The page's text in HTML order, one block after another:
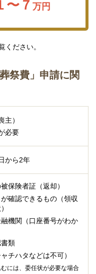
〜７万円
ください。
祭費」申請に関
主）
必要
から2年
保険者証（返却）
確認できるもの（領収
機関（口座番号がわか
類
チハタなどは不可）
には、委任状が必要な場合